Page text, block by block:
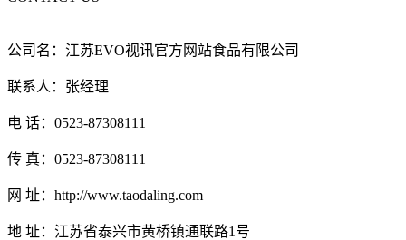
公司名：江苏EVO视讯官方网站食品有限公司
联系人：张经理
电 话：0523-87308111
传 真：0523-87308111
网 址：http://www.taodaling.com
地 址：江苏省泰兴市黄桥镇通联路1号